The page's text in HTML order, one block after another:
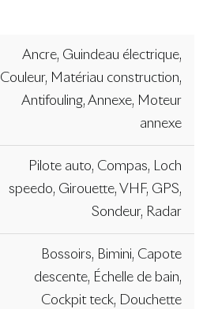
Ancre, Guindeau électrique,
Couleur, Matériau construction,
Antifouling, Annexe, Moteur
annexe
Pilote auto, Compas, Loch
speedo, Girouette, VHF, GPS,
Sondeur, Radar
Bossoirs, Bimini, Capote
descente, Échelle de bain,
Cockpit teck, Douchette